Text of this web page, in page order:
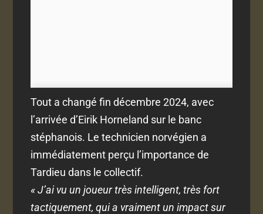
Tout a changé fin décembre 2024, avec
l’arrivée d’Eirik Horneland sur le banc
stéphanois. Le technicien norvégien a
immédiatement perçu l’importance de
Tardieu dans le collectif.
« J’ai vu un joueur très intelligent, très fort
tactiquement, qui a vraiment un impact sur